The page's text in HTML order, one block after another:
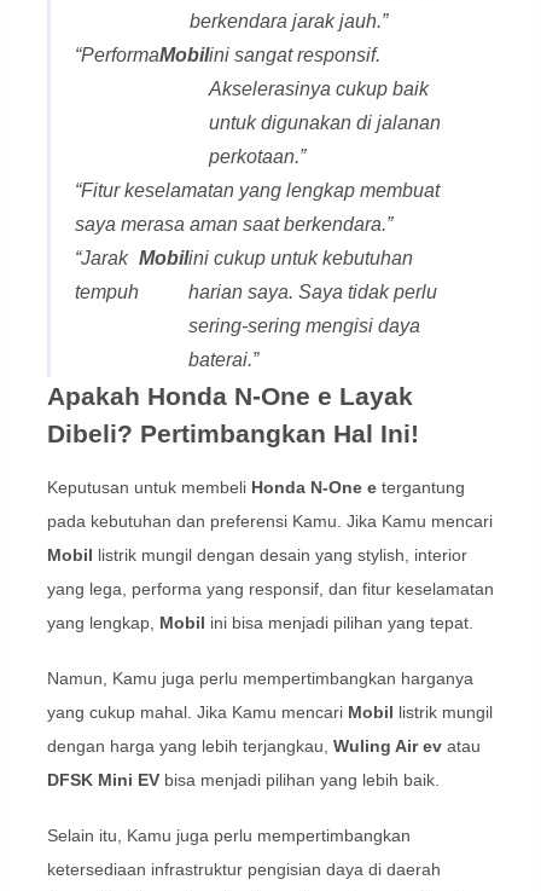
berkendara jarak jauh.”
“PerformaMobilini sangat responsif.
Akselerasinya cukup baik
untuk digunakan di jalanan
perkotaan.”
“Fitur keselamatan yang lengkap membuat
saya merasa aman saat berkendara.”
“Jarak
tempuh
Mobilini cukup untuk kebutuhan
harian saya. Saya tidak perlu
sering-sering mengisi daya
baterai.”
Apakah Honda N-One e Layak
Dibeli? Pertimbangkan Hal Ini!
Keputusan untuk membeli Honda N-One etergantung
pada kebutuhan dan preferensi Kamu. Jika Kamu mencari
Mobil listrik mungil dengan desain yang stylish, interior
yang lega, performa yang responsif, dan fitur keselamatan
yang lengkap, Mobil ini bisa menjadi pilihan yang tepat.
Namun, Kamu juga perlu mempertimbangkan harganya
yang cukup mahal. Jika Kamu mencari Mobil listrik mungil
dengan harga yang lebih terjangkau, Wuling Air evatau
DFSK Mini EVbisa menjadi pilihan yang lebih baik.
Selain itu, Kamu juga perlu mempertimbangkan
ketersediaan infrastruktur pengisian daya di daerah